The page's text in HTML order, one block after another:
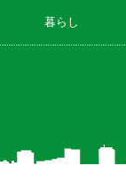
暮らし